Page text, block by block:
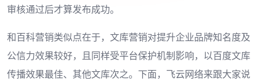
审核通过后才算发布成功。
和百科营销类似点在于，文库营销对提升企业品牌知名度及
公信力效果较好，且同样受平台保护机制影响，以百度文库
传播效果最佳、其他文库次之。下面，飞云网络来跟大家说